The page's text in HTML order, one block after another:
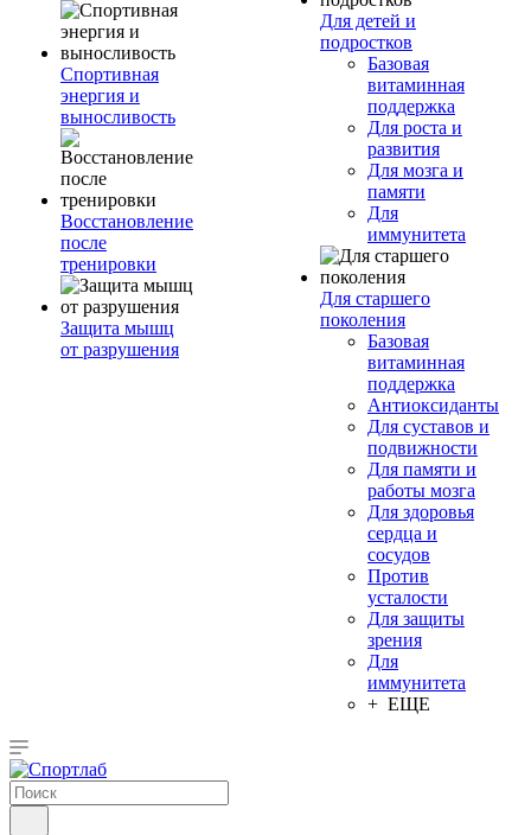
Спортивная
энергия и
выносливость
Восстановление
после
тренировки
Защита мышц
от разрушения
Для детей и
подростков
Базовая
витаминная
поддержка
Для роста и
развития
Для мозга и
памяти
Для
иммунитета
Для старшего
поколения
Базовая
витаминная
поддержка
Антиоксиданты
Для суставов и
подвижности
Для памяти и
работы мозга
Для здоровья
сердца и
сосудов
Против
усталости
Для защиты
зрения
Для
иммунитета
+ ЕЩЕ